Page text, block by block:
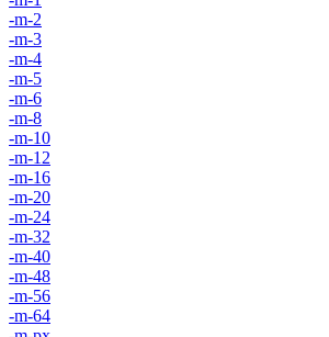
-m-2
-m-3
-m-4
-m-5
-m-6
-m-8
-m-10
-m-12
-m-16
-m-20
-m-24
-m-32
-m-40
-m-48
-m-56
-m-64